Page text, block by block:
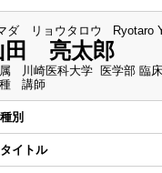
ダ リョウタロウ Ryotaro
田 亮太郎
川崎医科大学 医学部 臨
講師
別
イトル